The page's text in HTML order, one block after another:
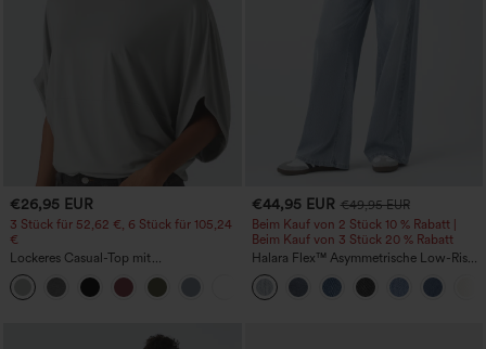
€26,95 EUR
3 Stück für 52,62 €, 6 Stück für 105,24
€
Lockeres Casual-Top mit
Rundhalsausschnitt und
Fledermausärmeln
+1
€44,95 EUR €49,95 EUR
Beim Kauf von 2 Stück 10 % Rabatt |
Beim Kauf von 3 Stück 20 % Rabatt
Halara Flex™ Asymmetrische Low-Rise-
Jeans mit Reißverschlusstaschen,
Baggy-Stil, weitem Bein, gewaschen,
lässig